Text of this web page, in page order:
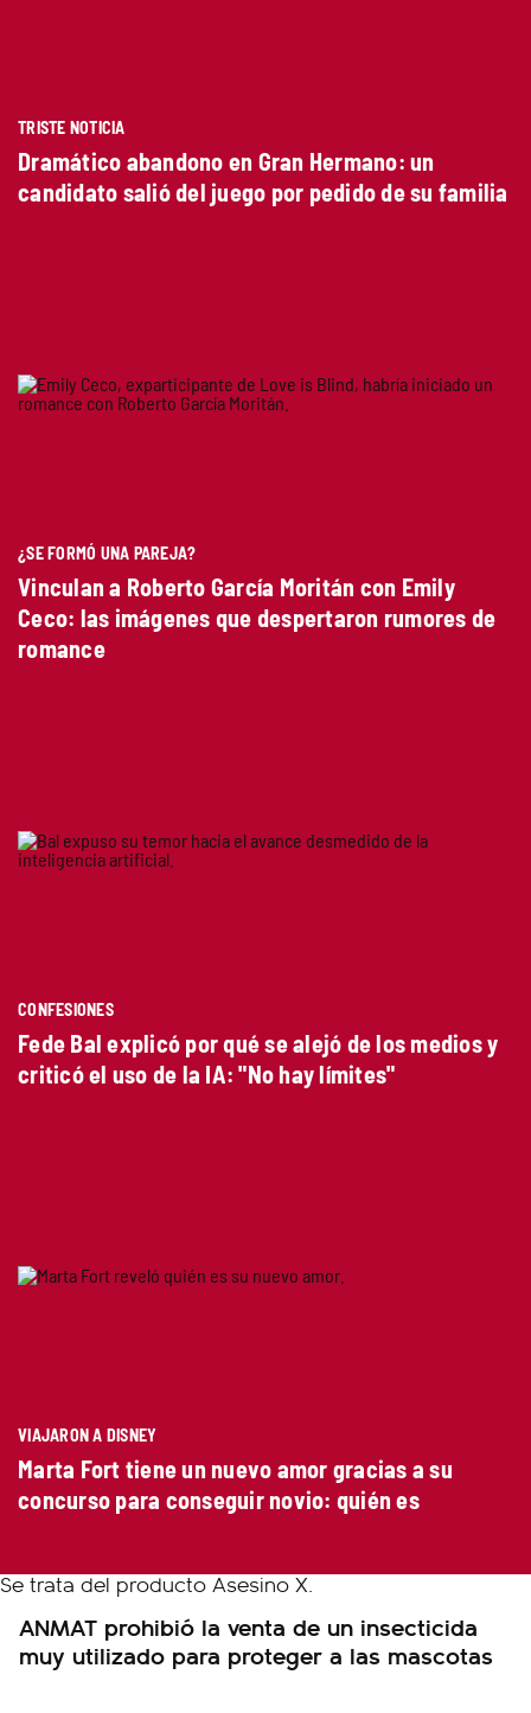
TRISTE NOTICIA
Dramático abandono en Gran Hermano: un
candidato salió del juego por pedido de su familia
¿SE FORMÓ UNA PAREJA?
Vinculan a Roberto García Moritán con Emily
Ceco: las imágenes que despertaron rumores de
romance
CONFESIONES
Fede Bal explicó por qué se alejó de los medios y
criticó el uso de la IA: "No hay límites"
VIAJARON A DISNEY
Marta Fort tiene un nuevo amor gracias a su
concurso para conseguir novio: quién es
ANMAT prohibió la venta de un insecticida
muy utilizado para proteger a las mascotas